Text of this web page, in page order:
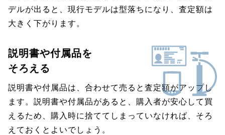
デルが出ると、現行モデルは型落ちになり、査定額は
大きく下がります。
説明書や付属品を
そろえる
説明書や付属品は、合わせて売ると査定額がアップし
ます。説明書や付属品があると、購入者が安心して買
えるため、購入時に捨ててしまっていなければ、そろ
えておくとよいでしょう。